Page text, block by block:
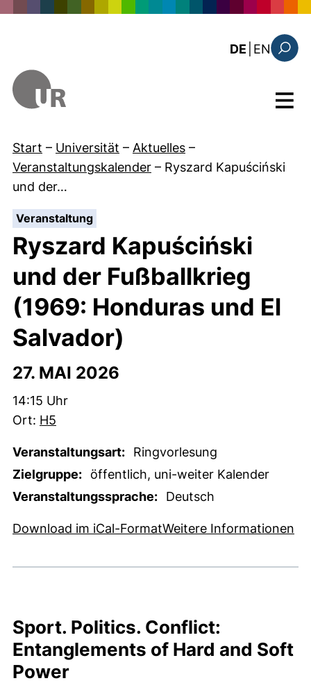
DE EN: the
Menü
Start – Universität – Aktuelles –
Veranstaltungskalender – Ryszard Kapuściński
und der…
Veranstaltung:
Ryszard Kapuściński
und der Fußballkrieg
(1969: Honduras und El
Salvador)
27. MAI 2026
Zeit:
14:15 Uhr
Ort: H5
Veranstaltungsart:
Ringvorlesung
Zielgruppe:
öffentlich, uni-weiter Kalender
Veranstaltungssprache:
Deutsch
Download im iCal-Format, 1 KB (öffnet neues
Weitere Informationen
Sport. Politics. Conflict:
Entanglements of Hard and Soft
Power